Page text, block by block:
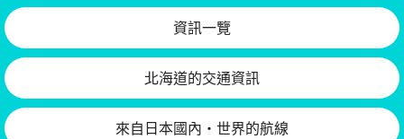
資訊一覽
北海道的交通資訊
來自日本國內・世界的航線